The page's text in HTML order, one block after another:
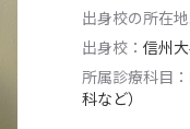
出身校の所在地
出身校： 信州
所属診療科目：
科など）